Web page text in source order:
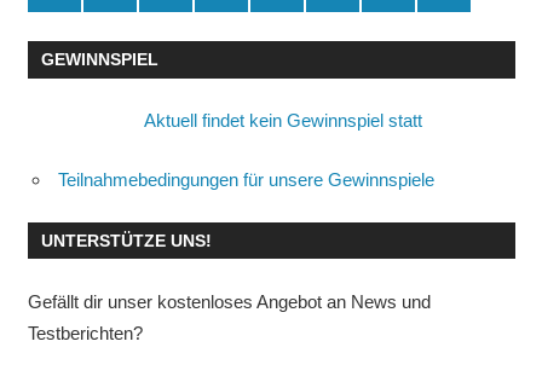
GEWINNSPIEL
Aktuell findet kein Gewinnspiel statt
Teilnahmebedingungen für unsere Gewinnspiele
UNTERSTÜTZE UNS!
Gefällt dir unser kostenloses Angebot an News und
Testberichten?